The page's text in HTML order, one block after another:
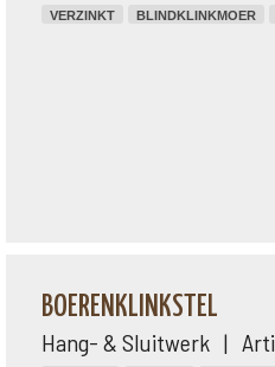
VERZINKT BLINDKLINKMOER
BOERENKLINKSTEL
Hang- & Sluitwerk |